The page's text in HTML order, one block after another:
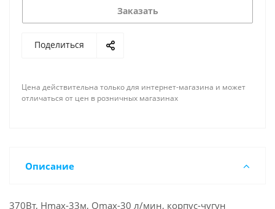
Заказать
Поделиться
Цена действительна только для интернет-магазина и может
отличаться от цен в розничных магазинах
Описание
370Вт, Hmax-33м, Qmax-30 л/мин, корпус-чугун